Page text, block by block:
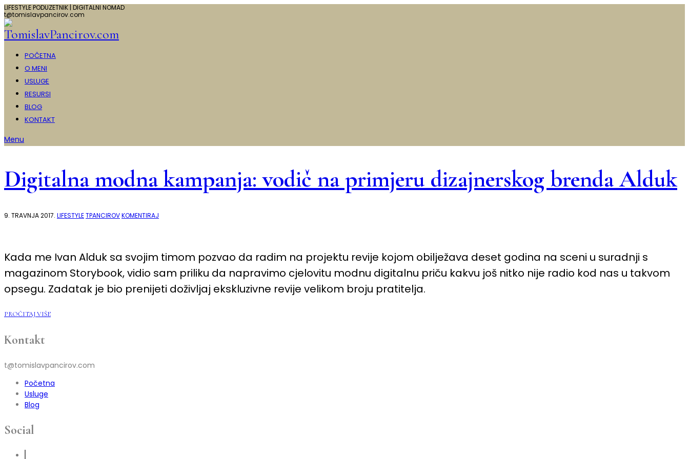
LIFESTYLE PODUZETNIK | DIGITALNI NOMAD
t@tomislavpancirov.com
POČETNA
O MENI
USLUGE
RESURSI
BLOG
KONTAKT
Menu
Digitalna modna kampanja: vodič na primjeru dizajnerskog brenda Alduk
9. TRAVNJA 2017. LIFESTYLETPANCIROVKOMENTIRAJ
PRIMJERU
DIZAJNERSKOG
BRENDA
ALDUK
Kada me Ivan Alduk sa svojim timom pozvao da radim na projektu revije kojom obilježava deset godina na sceni u suradnji s
magazinom Storybook, vidio sam priliku da napravimo cjelovitu modnu digitalnu priču kakvu još nitko nije radio kod nas u takvom
opsegu. Zadatak je bio prenijeti doživljaj ekskluzivne revije velikom broju pratitelja.
PROČITAJ VIŠE
Kontakt
t@tomislavpancirov.com
Početna
Usluge
Blog
Social